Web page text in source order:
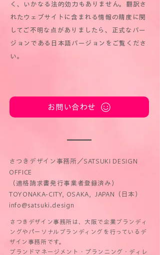
く、いかなる法的効力もありません。翻訳さ
れたウェブサイトに含まれる情報の精度に関
してご不明な点がありましたら、正式なバー
ジョンである日本語バージョンをご覧くださ
い。
お問い合わせ
さつきデザイン事務所／SATSUKI DESIGN
OFFICE
（適格請求書発行事業者登録済み）
TOYONAKA-CITY, OSAKA, JAPAN（日本）
info@satsuki.design
さつきデザイン事務所は、​大阪で企業ブランディ
ングやパーソナルブランディングを行っているデ
ザイン事務所です。
ブランドマネージメント・プランニング・ディレ